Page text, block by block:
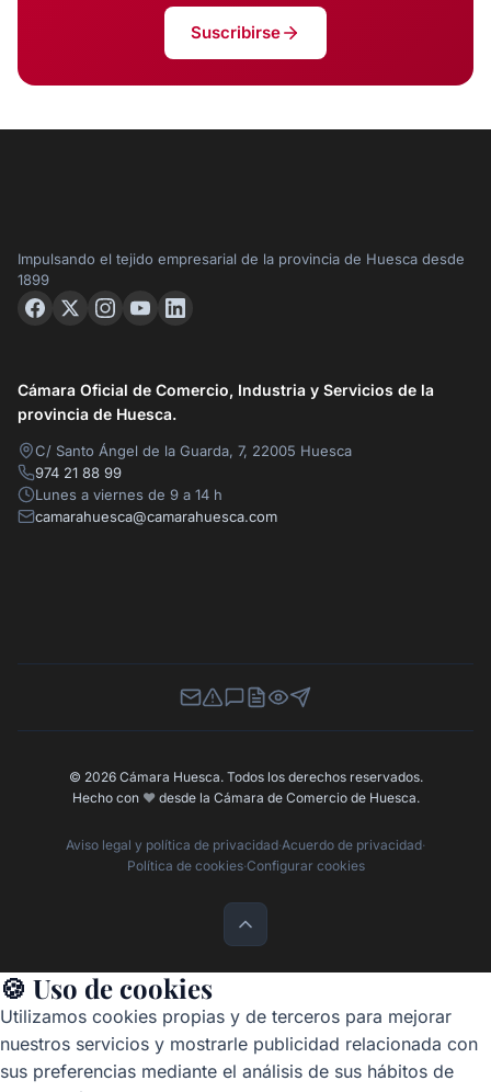
Suscribirse
Impulsando el tejido empresarial de la provincia de Huesca desde
1899
Cámara Oficial de Comercio, Industria y Servicios de la
provincia de Huesca.
C/ Santo Ángel de la Guarda, 7, 22005 Huesca
974 21 88 99
Lunes a viernes de 9 a 14 h
camarahuesca@camarahuesca.com
Newsletter
Canal de Denuncias
Buzón de Sugerencias
Perfil Contratante
Ley de Transparencia
Contacta con nosotros
© 2026 Cámara Huesca. Todos los derechos reservados.
Hecho con ❤️desde la Cámara de Comercio de Huesca.
Aviso legal y política de privacidad·Acuerdo de privacidad·
Política de cookies·Configurar cookies
🍪 Uso de cookies
Utilizamos cookies propias y de terceros para mejorar
nuestros servicios y mostrarle publicidad relacionada con
sus preferencias mediante el análisis de sus hábitos de